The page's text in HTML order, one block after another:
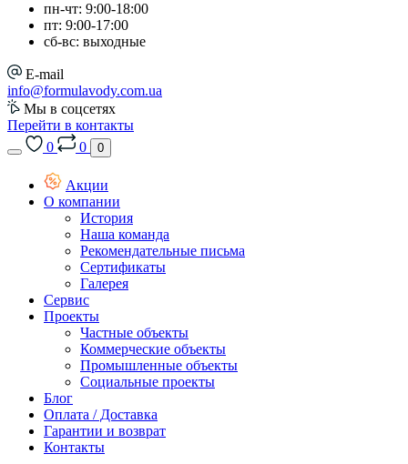
пн-чт: 9:00-18:00
пт: 9:00-17:00
сб-вс: выходные
E-mail
info@formulavody.com.ua
Мы в соцсетях
Перейти в контакты
0
0 0
Акции
О компании
История
Наша команда
Рекомендательные письма
Сертификаты
Галерея
Сервис
Проекты
Частные объекты
Коммерческие объекты
Промышленные объекты
Социальные проекты
Блог
Оплата / Доставка
Гарантии и возврат
Контакты